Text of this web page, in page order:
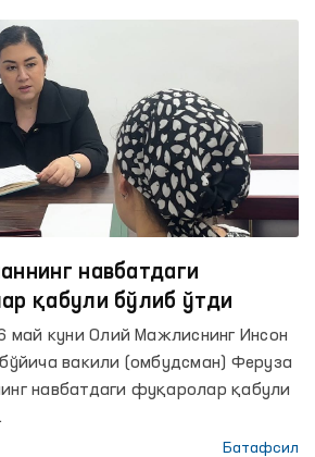
навбатдаги
қабули бўлиб ўтди
май куни Олий Мажлиснинг Инсон
вакили (омбудсман) Феруза
навбатдаги фуқаролар қабули
Батафсил